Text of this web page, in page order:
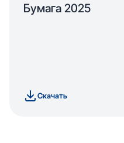
Бумага 2025
Скачать